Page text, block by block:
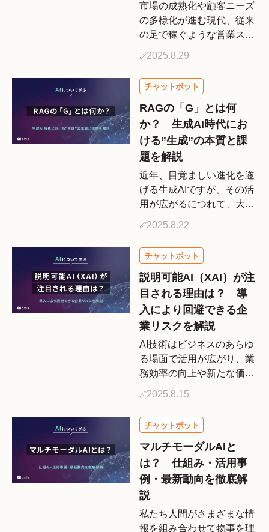
市場の成熟化や顧客ニーズ
の多様化が進む現代、従来
の足で稼ぐような営業スタ
います。こうした状況を打
開し、営業活動を根本から
変革するアプローチとして
注目されているのが「営業
DX […]
2025.8.29
RAGの「G」とは何
か？ 生成AI時代にお
ける”生成”の本質と課
題を解説
近年、目覚ましい進化を遂
げる生成AIですが、その活
用が広がるにつれて、大規
きました。この課題への有
効なアプローチとして、今
「RAG（Retrieval-
Augmented […]
2025.8.22
説明可能AI（XAI）が注
目される理由は？ 導
入により回避できる企
業リスクを解説
AI技術はビジネスのあらゆ
る場面で活用が広がり、業
務効率の向上や新たな価値
プロセスが人間には理解で
きない「ブラックボック
ス」と化し、予期せぬ不利
益や差別的な判断につなが
る […]
2025.8.15
マルチモーダルAIと
は？ 仕組み・活用事
例・最新動向を徹底解
説
私たち人間がさまざまな情
報を組み合わせて物事を理